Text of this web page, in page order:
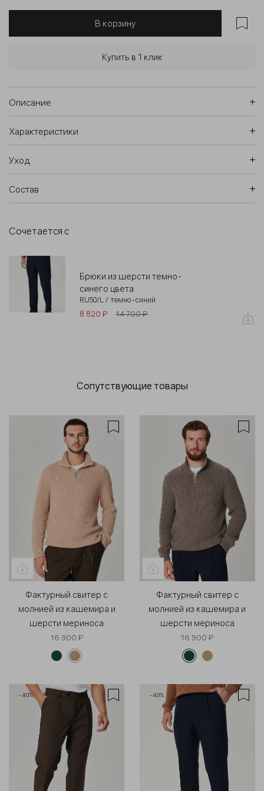
В корзину
Купить в 1 клик
Описание
Характеристики
Уход
Состав
Сочетается с
Брюки из шерсти темно-
синего цвета
RU50/L / темно-синий
8 820 ₽ 14 700 ₽
Сопутствующие товары
Фактурный свитер с
молнией из кашемира и
шерсти мериноса
16 900 ₽
Фактурный свитер с
молнией из кашемира и
шерсти мериноса
16 900 ₽
-40% -40%